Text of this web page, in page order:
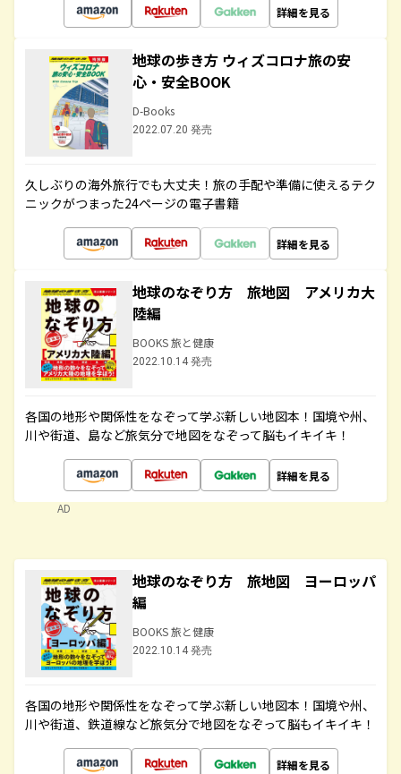
詳細を見る
地球の歩き方 ウィズコロナ旅の安
心・安全BOOK
D-Books
2022.07.20 発売
久しぶりの海外旅行でも大丈夫！旅の手配や準備に使えるテク
ニックがつまった24ページの電子書籍
詳細を見る
地球のなぞり方 旅地図 アメリカ大
陸編
BOOKS 旅と健康
2022.10.14 発売
各国の地形や関係性をなぞって学ぶ新しい地図本！国境や州、
川や街道、島など旅気分で地図をなぞって脳もイキイキ！
詳細を見る
AD
地球のなぞり方 旅地図 ヨーロッパ
編
BOOKS 旅と健康
2022.10.14 発売
各国の地形や関係性をなぞって学ぶ新しい地図本！国境や州、
川や街道、鉄道線など旅気分で地図をなぞって脳もイキイキ！
詳細を見る